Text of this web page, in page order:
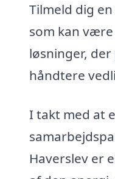
Tilmeld dig
som kan
løsninger,
håndtere
I takt med at
Haverslev er